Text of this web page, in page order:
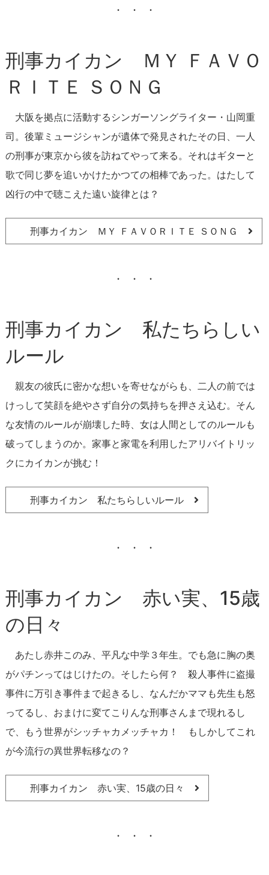
刑事カイカン ＭＹ ＦＡＶＯ
ＲＩＴＥ ＳＯＮＧ
大阪を拠点に活動するシンガーソングライター・山岡重
司。後輩ミュージシャンが遺体で発見されたその日、一人
の刑事が東京から彼を訪ねてやって来る。それはギターと
歌で同じ夢を追いかけたかつての相棒であった。はたして
凶行の中で聴こえた遠い旋律とは？
刑事カイカン ＭＹ ＦＡＶＯＲＩＴＥ ＳＯＮＧ
刑事カイカン 私たちらしい
ルール
親友の彼氏に密かな想いを寄せながらも、二人の前では
けっして笑顔を絶やさず自分の気持ちを押さえ込む。そん
な友情のルールが崩壊した時、女は人間としてのルールも
破ってしまうのか。家事と家電を利用したアリバイトリッ
クにカイカンが挑む！
刑事カイカン 私たちらしいルール
刑事カイカン 赤い実、15歳
の日々
あたし赤井このみ、平凡な中学３年生。でも急に胸の奥
がパチンってはじけたの。そしたら何？ 殺人事件に盗撮
事件に万引き事件まで起きるし、なんだかママも先生も怒
ってるし、おまけに変てこりんな刑事さんまで現れるし
で、もう世界がシッチャカメッチャカ！ もしかしてこれ
が今流行の異世界転移なの？
刑事カイカン 赤い実、15歳の日々